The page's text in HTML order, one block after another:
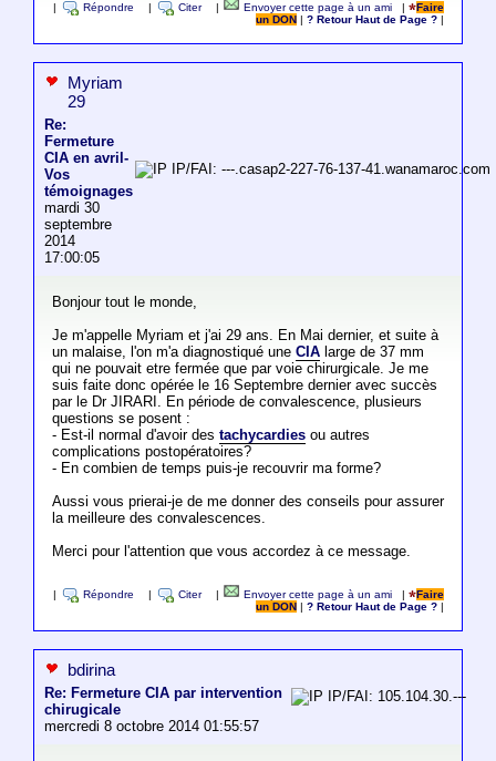
Répondre Citer Envoyer cette page à un ami |
Faire
un DON
|? Retour Haut de Page ?
Myriam
29
Re:
Fermeture
CIA en avril-
Vos
témoignages
mardi 30
septembre
2014
17:00:05
IP/FAI: ---.casap2-227-76-137-41.wanamaroc.com
Bonjour tout le monde,
Je m'appelle Myriam et j'ai 29 ans. En Mai dernier, et suite à
un malaise, l'on m'a diagnostiqué une CIAlarge de 37 mm
qui ne pouvait etre fermée que par voie chirurgicale. Je me
suis faite donc opérée le 16 Septembre dernier avec succès
par le Dr JIRARI. En période de convalescence, plusieurs
questions se posent :
- Est-il normal d'avoir des tachycardiesou autres
complications postopératoires?
- En combien de temps puis-je recouvrir ma forme?
Aussi vous prierai-je de me donner des conseils pour assurer
la meilleure des convalescences.
Merci pour l'attention que vous accordez à ce message.
Répondre Citer Envoyer cette page à un ami |
Faire
un DON
|? Retour Haut de Page ?
bdirina
Re: Fermeture CIA par intervention
chirugicale
mercredi 8 octobre 2014 01:55:57
IP/FAI: 105.104.30.---